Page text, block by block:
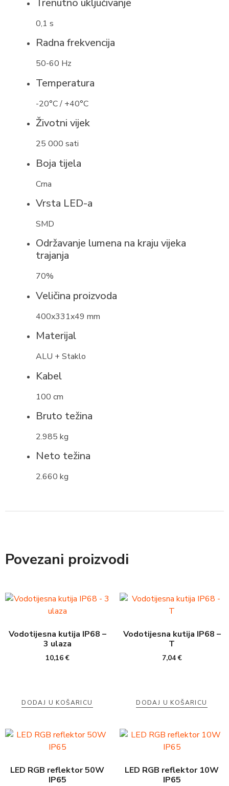
Trenutno uključivanje
0,1 s
Radna frekvencija
50-60 Hz
Temperatura
-20°C / +40°C
Životni vijek
25 000 sati
Boja tijela
Crna
Vrsta LED-a
SMD
Održavanje lumena na kraju vijeka
trajanja
70%
Veličina proizvoda
400x331x49 mm
Materijal
ALU + Staklo
Kabel
100 cm
Bruto težina
2.985 kg
Neto težina
2.660 kg
Povezani proizvodi
Vodotijesna kutija IP68 –
3 ulaza
10,16€
DODAJ U KOŠARICU
Vodotijesna kutija IP68 –
T
7,04€
DODAJ U KOŠARICU
LED RGB reflektor 50W
IP65
LED RGB reflektor 10W
IP65